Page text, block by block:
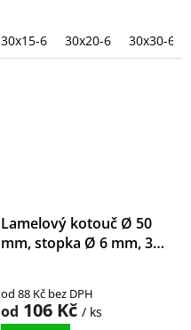
30x15-6 30x20-6 30x30-6
Lamelový kotouč Ø 50
mm, stopka Ø 6 mm, 3M
od 88 Kč bez DPH
od 106 Kč / ks